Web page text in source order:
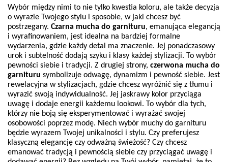
Wybór między nimi to nie tylko kwestia koloru, ale także decyzja
o wyrazie Twojego stylu i sposobie, w jaki chcesz być
postrzegany. Czarna mucha do garnituru, emanująca elegancją
i wyrafinowaniem, jest idealna na bardziej formalne
wydarzenia, gdzie każdy detal ma znaczenie. Jej ponadczasowy
urok i subtelność dodają szyku i klasy każdej stylizacji. To wybór
pewności siebie i tradycji. Z drugiej strony, czerwona mucha do
garnituru symbolizuje odwagę, dynamizm i pewność siebie. Jest
rewelacyjna w stylizacjach, gdzie chcesz wyróżnić się z tłumu i
wyrazić swoją indywidualność. Jej jaskrawy kolor przyciąga
uwagę i dodaje energii każdemu lookowi. To wybór dla tych,
którzy nie boją się eksperymentować i wyrażać swojej
osobowości poprzez modę. Niech wybór muchy do garnituru
będzie wyrazem Twojej unikalności i stylu. Czy preferujesz
klasyczną elegancję czy odważną świeżość? Czy chcesz
emanować tradycją i pewnością siebie czy przyciągać uwagę i